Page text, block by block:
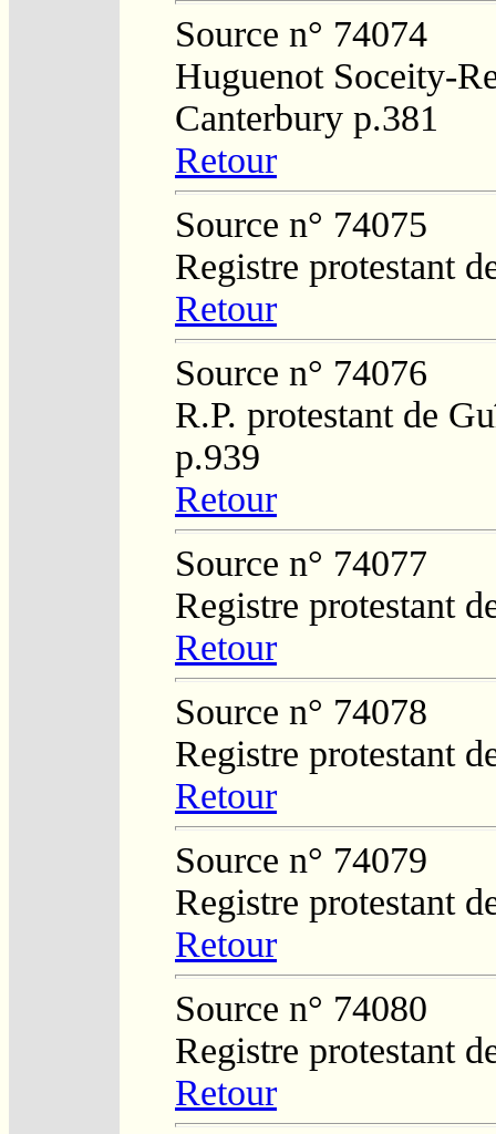
Source n° 74074
Huguenot Soceity-
Canterbury p.381
Retour
Source n° 74075
Registre protestant
Retour
Source n° 74076
R.P. protestant de
p.939
Retour
Source n° 74077
Registre protestant
Retour
Source n° 74078
Registre protestant
Retour
Source n° 74079
Registre protestant
Retour
Source n° 74080
Registre protestant
Retour